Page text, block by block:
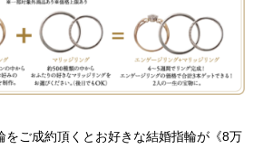
をご成約頂くとお好きな結婚指輪が《8万